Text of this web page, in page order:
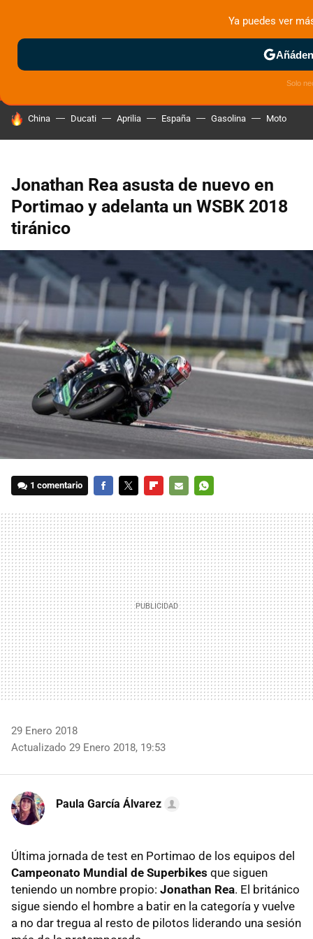
MENÚ NUEVO
MOTOS ELÉCTRICAS
HOY SE HABLA DE
China Ducati Aprilia España Gasolina Moto
Jonathan Rea asusta de nuevo en
Portimao y adelanta un WSBK 2018
tiránico
1 comentario
MAIL
29 Enero 2018
Actualizado 29 Enero 2018, 19:53
Paula García Álvarez
Última jornada de test en Portimao de los equipos del
Campeonato Mundial de Superbikes que siguen
teniendo un nombre propio: Jonathan Rea. El británico
sigue siendo el hombre a batir en la categoría y vuelve
a no dar tregua al resto de pilotos liderando una sesión
Ya puedes ver
Solo